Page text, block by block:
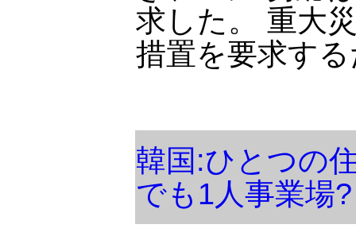
求した。 重大
措置を要求す
韓国:ひとつの
でも1人事業場?